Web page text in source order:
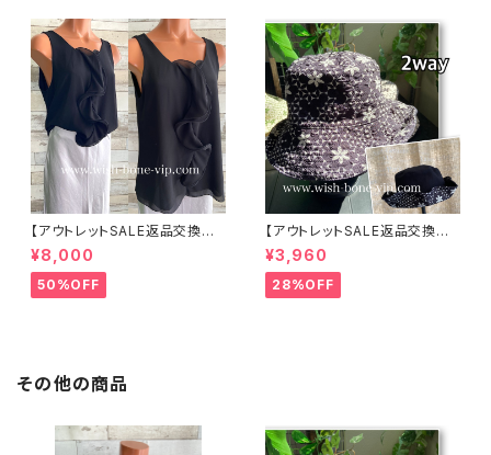
【アウトレットSALE返品交換不
可8/20まで】イタリア製 CASA
DEILUCA ITALY｜前フリル＆B
IGフリルトップス /ブラック
¥8,000
50%OFF
【アウトレットSALE返品交換不
可8/20まで】ワッフル立体フラワ
ー＆無地 2way リバーシブルハ
ット・ワイヤー入り変形ハット・フ
ラワー帽子【ブラック】
¥3,960
28%OFF
その他の商品